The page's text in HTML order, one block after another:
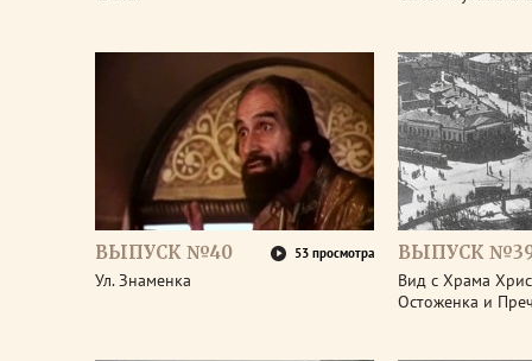
ВЫПУСК №40 53 просмотра
Ул. Знаменка
ВЫПУСК
Вид с Храма
Остоженка и